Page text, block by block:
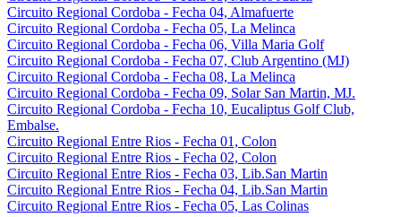
Circuito Regional Cordoba - Fecha 04, Almafuerte
Circuito Regional Cordoba - Fecha 05, La Melinca
Circuito Regional Cordoba - Fecha 06, Villa Maria Golf
Circuito Regional Cordoba - Fecha 07, Club Argentino (MJ)
Circuito Regional Cordoba - Fecha 08, La Melinca
Circuito Regional Cordoba - Fecha 09, Solar San Martin, MJ.
Circuito Regional Cordoba - Fecha 10, Eucaliptus Golf Club,
Embalse.
Circuito Regional Entre Rios - Fecha 01, Colon
Circuito Regional Entre Rios - Fecha 02, Colon
Circuito Regional Entre Rios - Fecha 03, Lib.San Martin
Circuito Regional Entre Rios - Fecha 04, Lib.San Martin
Circuito Regional Entre Rios - Fecha 05, Las Colinas